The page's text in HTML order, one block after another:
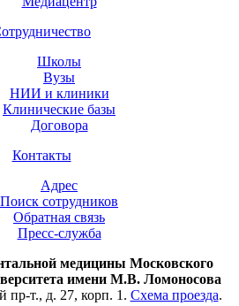
Школы
Вузы
НИИ и клиники
Клинические базы
Договора
Контакты
Адрес
Поиск сотрудников
Обратная связь
Пресс-служба
медицины Московского
имени М.В. Ломоносова
пр-т., д. 27, корп. 1. Схема проезда.